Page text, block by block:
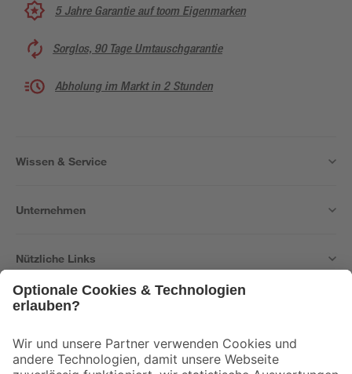
5 Jahre Garantie auf toom Eigenmarken
Sorglos, 90 Tage Umtauschgarantie
Abholung im Markt in 2 Stunden
Wissen & Service
Unternehmen
Nützliche Links
Der toom Newsletter: Keine Angebote und Aktionen mehr verpassen!